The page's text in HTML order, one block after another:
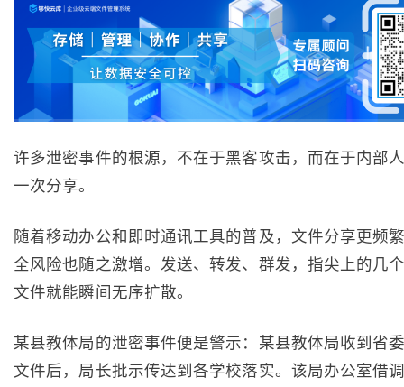
许多泄密事件的根源，不在于黑客攻击，而在于内部
一次分享。
随着移动办公和即时通讯工具的普及，文件分享更频
全风险也随之激增。发送、转发、群发，指尖上的几
文件就能瞬间无序扩散。
某县教体局的泄密事件便是警示：某县教体局收到省
文件后，局长批示传达到各学校落实。该局办公室借